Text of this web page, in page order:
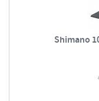
Shimano